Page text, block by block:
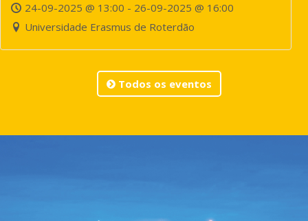
24-09-2025 @ 13:00 - 26-09-2025 @ 16:00
Universidade Erasmus de Roterdão
Todos os eventos